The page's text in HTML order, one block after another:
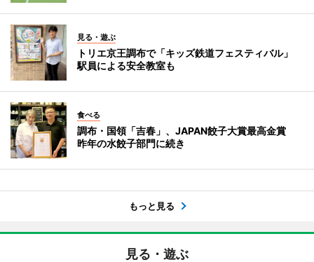
見る・遊ぶ
トリエ京王調布で「キッズ鉄道フェスティバル」
駅員による安全教室も
食べる
調布・国領「吉春」、JAPAN餃子大賞最高金賞
昨年の水餃子部門に続き
もっと見る
見る・遊ぶ